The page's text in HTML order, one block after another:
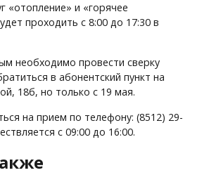
«отопление» и «горячее
проходить с 8:00 до 17:30 в
необходимо провести сверку
в абонентский пункт на
18б, но только с 19 мая.
на прием по телефону: (8512) 29-
с 09:00 до 16:00.